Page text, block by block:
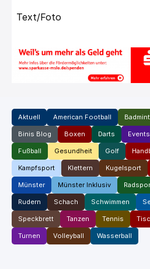
Text/Foto
Aktuell American Football
Binis Blog Boxen Darts Events
Fußball Gesundheit Golf
Kampfsport Klettern Kugelsport
Münster Münster Inklusiv
Rudern Schach Schwimmen
Speckbrett Tanzen Tennis
Turnen Volleyball Wasserball